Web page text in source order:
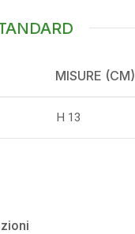
MISURE (CM)
H 13